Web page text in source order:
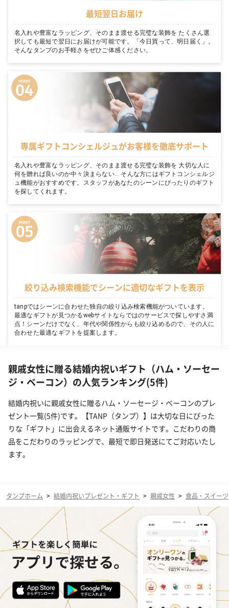
最短翌日お届け
名入れや豊富なラッピング、そのまま渡せる完璧な装飾を たくさん選
択しても最短で翌日にお届けが可能です。「今日買って、明日届く」。
そんなタンプのお手軽さをぜひご体感ください。
専属ギフトコンシェルジュがお客様を徹底サポート
名入れや豊富なラッピング、そのまま渡せる完璧な装飾を 大切な人に
何を贈れば良いのか中々決まらない… そんな方にはギフトコンシェルジ
ュ機能がおすすめです。スタッフがあなたのシーンにぴったりのギフト
を探してくれます。
絞り込み検索機能でシーンに適切なギフトを表示
tanpではシーンに合わせた独自の絞り込み検索機能がついています。
最適なギフトが見つかるwebサイトならではのサービスで探しやすさ満
点！シーンだけでなく、年代や関係性からも絞り込めるので、その人に
合わせた最適なギフトを提案します。
親戚女性に贈る結婚内祝いギフト（ハム・ソーセー
ジ・ベーコン）の人気ランキング(5件)
結婚内祝いに親戚女性に贈るハム・ソーセージ・ベーコンのプレ
ゼント一覧(5件)です。【TANP（タンプ）】は大切な日にぴった
りな「ギフト」に出会えるネット通販サイトです。こだわりの商
品をこだわりのラッピングで、最短で即日発送にてご対応いたし
ます。
タンプホーム > 結婚内祝いプレゼント・ギフト > 親戚女性 > 食品・スイーツ